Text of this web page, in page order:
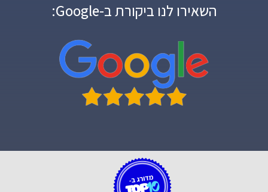
השאירו לנו ביקורת ב-Google: